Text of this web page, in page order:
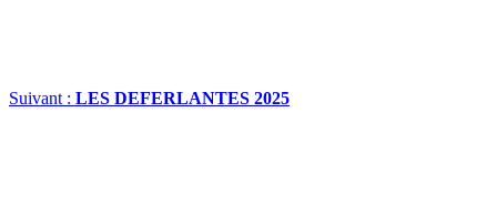
Suivant : LES DEFERLANTES 2025